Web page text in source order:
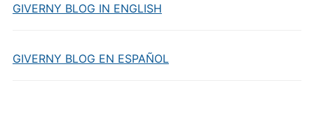
GIVERNY BLOG IN ENGLISH
GIVERNY BLOG EN ESPAÑOL